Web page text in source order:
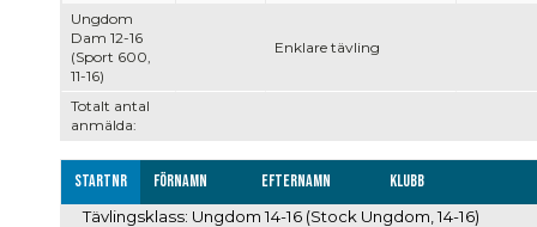
Totalt antal
anmälda:
Ungdom
Dam 12-16
(Sport 600,
11-16)
Enklare tävling
Startnr Förnamn Efternamn Klubb
Tävlingsklass: Ungdom 14-16 (Stock Ungdom, 14-16)